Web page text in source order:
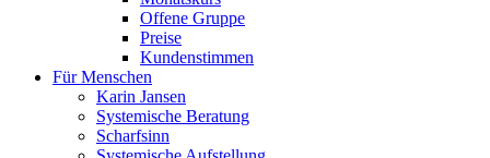
Offene Gruppe
Preise
Kundenstimmen
Für Menschen
Karin Jansen
Systemische Beratung
Scharfsinn